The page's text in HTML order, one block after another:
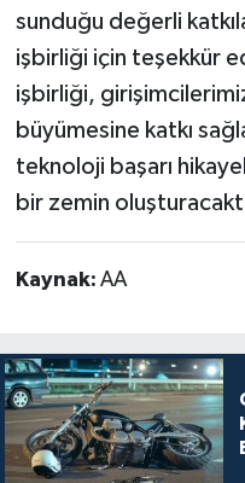
sunduğu değerli
işbirliği için teşekkür
işbirliği,
büyümesine katkı
teknoloji başarı
bir zemin
Kaynak: AA